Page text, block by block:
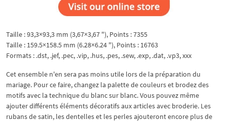
Taille : 93,3×93,3 mm (3,67×3,67 "), Points : 7355
Taille : 159.5×158.5 mm (6.28×6.24 "), Points : 16763
Formats : .dst, .jef, .pec, .vip, .hus, .pes, .sew, .exp, .dat, .vp3, xxx
Cet ensemble n'en sera pas moins utile lors de la préparation du
mariage. Pour ce faire, changez la palette de couleurs et brodez des
motifs avec la technique du blanc sur blanc. Vous pouvez même
ajouter différents éléments décoratifs aux articles avec broderie. Les
rubans de satin, les dentelles et les perles ajouteront encore plus de